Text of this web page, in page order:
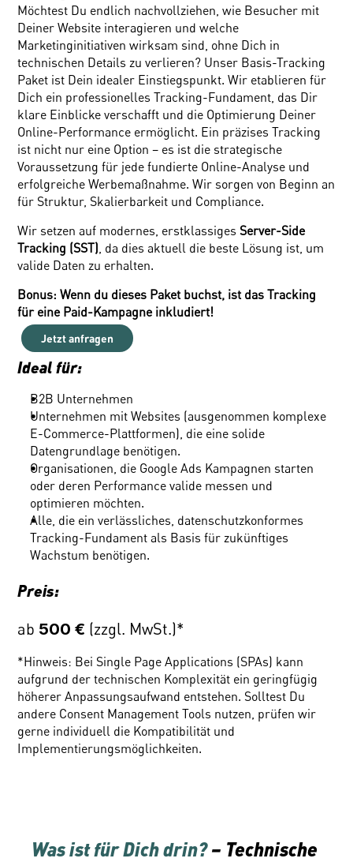
Möchtest Du endlich nachvollziehen, wie Besucher mit
Deiner Website interagieren und welche
Marketinginitiativen wirksam sind, ohne Dich in
technischen Details zu verlieren? Unser Basis-Tracking
Paket ist Dein idealer Einstiegspunkt. Wir etablieren für
Dich ein professionelles Tracking-Fundament, das Dir
klare Einblicke verschafft und die Optimierung Deiner
Online-Performance ermöglicht. Ein präzises Tracking
ist nicht nur eine Option – es ist die strategische
Voraussetzung für jede fundierte Online-Analyse und
erfolgreiche Werbemaßnahme. Wir sorgen von Beginn an
für Struktur, Skalierbarkeit und Compliance.
Wir setzen auf modernes, erstklassiges Server-Side
Tracking (SST), da dies aktuell die beste Lösung ist, um
valide Daten zu erhalten.
Bonus: Wenn du dieses Paket buchst, ist das Tracking
für eine Paid-Kampagne inkludiert!
Jetzt anfragen
Ideal für:
B2B Unternehmen
Unternehmen mit Websites (ausgenommen komplexe
E-Commerce-Plattformen), die eine solide
Datengrundlage benötigen.
Organisationen, die Google Ads Kampagnen starten
oder deren Performance valide messen und
optimieren möchten.
Alle, die ein verlässliches, datenschutzkonformes
Tracking-Fundament als Basis für zukünftiges
Wachstum benötigen.
Preis:
ab 500 € (zzgl. MwSt.)*
*Hinweis: Bei Single Page Applications (SPAs) kann
aufgrund der technischen Komplexität ein geringfügig
höherer Anpassungsaufwand entstehen. Solltest Du
andere Consent Management Tools nutzen, prüfen wir
gerne individuell die Kompatibilität und
Implementierungsmöglichkeiten.
Was ist für Dich drin? – Technische